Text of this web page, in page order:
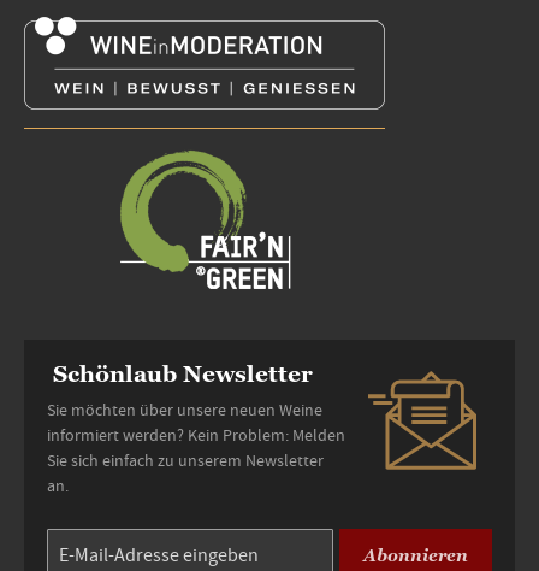
Schönlaub Newsletter
Sie möchten über unsere neuen Weine
informiert werden? Kein Problem: Melden
Sie sich einfach zu unserem Newsletter
an.
Abonnieren